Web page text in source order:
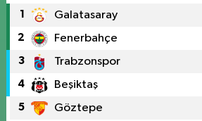
1 Galatasaray
2 Fenerbahçe
3 Trabzonspor
4 Beşiktaş
5 Göztepe